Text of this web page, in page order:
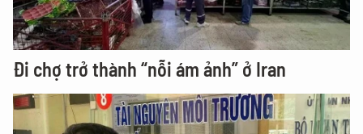
Đi chợ trở thành “nỗi ám ảnh” ở Iran